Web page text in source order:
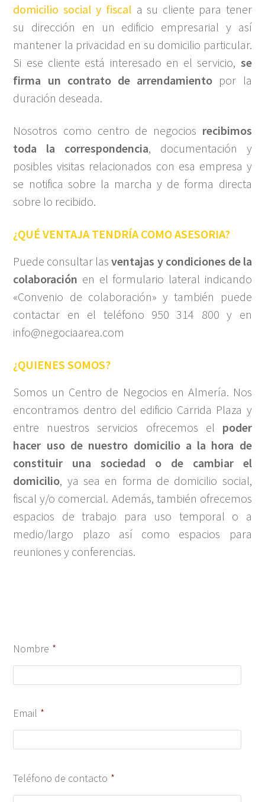
domicilio social y fiscal a su cliente para tener
su dirección en un edificio empresarial y así
mantener la privacidad en su domicilio particular.
Si ese cliente está interesado en el servicio, se
firma un contrato de arrendamiento por la
duración deseada.
Nosotros como centro de negocios recibimos
toda la correspondencia, documentación y
posibles visitas relacionados con esa empresa y
se notifica sobre la marcha y de forma directa
sobre lo recibido.
¿QUÉ VENTAJA TENDRÍA COMO ASESORIA?
Puede consultar lasventajas y condiciones de la
colaboración en el formulario lateral indicando
«Convenio de colaboración» y también puede
contactar en el teléfono 950 314 800 y en
info@negociaarea.com
¿QUIENES SOMOS?
Somos un Centro de Negocios en Almería. Nos
encontramos dentro del edificio Carrida Plaza y
entre nuestros servicios ofrecemos el poder
hacer uso de nuestro domicilio a la hora de
constituir una sociedad o de cambiar el
domicilio, ya sea en forma de domicilio social,
fiscal y/o comercial. Además, también ofrecemos
espacios de trabajo para uso temporal o a
medio/largo plazo así como espacios para
reuniones y conferencias.
Nombre *
Email *
Teléfono de contacto *